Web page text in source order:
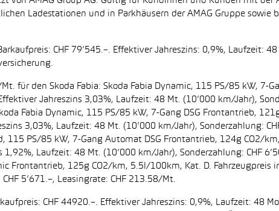
Ladestationen und in Parkhäusern der AMAG Gruppe
CHF 79’545.–. Effektiver Jahreszins: 0,9%, Laufzeit:
Mt. für den Skoda Fabia: Skoda Fabia Dynamic, 115 PS/85 kW,
Jahreszins 3,03%, Laufzeit: 48 Mt. (10’000 km/Jahr),
Fabia Dynamic, 115 PS/85 kW, 7-Gang DSG Frontantrieb,
3,03%, Laufzeit: 48 Mt. (10’000 km/Jahr), Sonderzahlung:
115 PS/85 kW, 7-Gang Automat DSG Frontantrieb, 124g CO2/
1,92%, Laufzeit: 48 Mt. (10’000 km/Jahr), Sonderzahlung: CHF
Frontantrieb, 125g CO2/km, 5.5l/100km, Kat. D. Fahrzeugpreis
5’671.–, Leasingrate: CHF 213.58/Mt.
CHF 44920.–. Effektiver Jahreszins: 0,9%, Laufzeit: 48